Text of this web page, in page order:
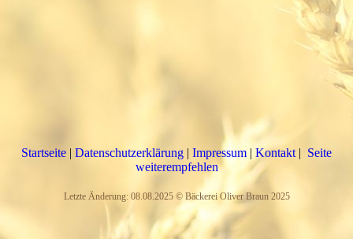
Startseite | Datenschutzerklärung | Impressum | Kontakt | Seite
weiterempfehlen
Letzte Änderung: 08.08.2025 © Bäckerei Oliver Braun 2025